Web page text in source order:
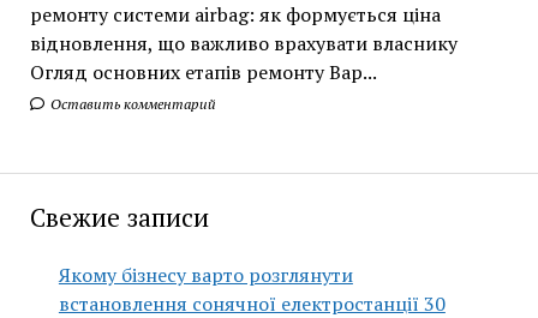
ремонту системи airbag: як формується ціна
відновлення, що важливо врахувати власнику
Огляд основних етапів ремонту Вар...
Оставить комментарий
Свежие записи
Якому бізнесу варто розглянути
встановлення сонячної електростанції 30